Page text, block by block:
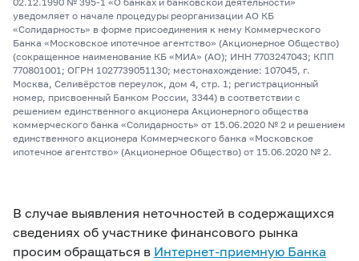
уведомляет о начале процедуры реорганизации АО КБ
«Солидарность» в форме присоединения к нему Коммерческого
Банка «Московское ипотечное агентство» (Акционерное Общество)
(сокращенное наименование КБ «МИА» (АО); ИНН 7703247043; КПП
770801001; ОГРН 1027739051130; местонахождение: 107045, г.
Москва, Селивёрстов переулок, дом 4, стр. 1; регистрационный
номер, присвоенный Банком России, 3344) в соответствии с
решением единственного акционера Акционерного общества
коммерческого банка «Солидарность» от 15.06.2020 № 2 и решением
единственного акционера Коммерческого банка «Московское
ипотечное агентство» (Акционерное Общество) от 15.06.2020 № 2.
В случае выявления неточностей в содержащихся
сведениях об участнике финансового рынка
просим обращаться в Интернет-приемную Банка